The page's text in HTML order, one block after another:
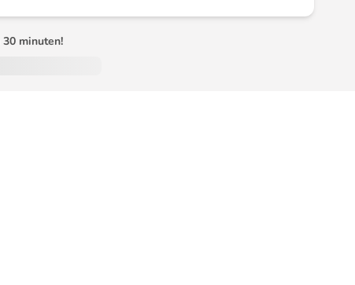
30 minuten!